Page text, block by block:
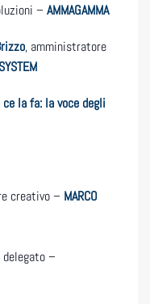
– AMMAGAMMA
, amministratore
la fa: la voce degli
creativo – MARCO
–